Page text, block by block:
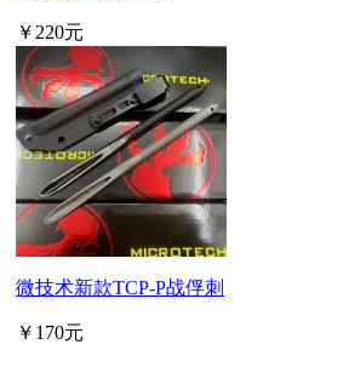
￥220元
微技术新款TCP-P战俘刺
￥170元